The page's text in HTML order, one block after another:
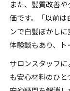
また、髪質改善
価です。「以前は
ンで白髪ぼかし
体験談もあり、ト
サロンスタッフ
も安心材料のひ